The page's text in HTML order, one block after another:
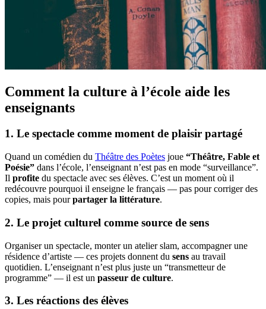
Comment la culture à l’école aide les
enseignants
1. Le spectacle comme moment de plaisir partagé
Quand un comédien du Théâtre des Poètes joue “Théâtre, Fable et
Poésie” dans l’école, l’enseignant n’est pas en mode “surveillance”.
Il profite du spectacle avec ses élèves. C’est un moment où il
redécouvre pourquoi il enseigne le français — pas pour corriger des
copies, mais pourpartager la littérature.
2. Le projet culturel comme source de sens
Organiser un spectacle, monter un atelier slam, accompagner une
résidence d’artiste — ces projets donnent du sens au travail
quotidien. L’enseignant n’est plus juste un “transmetteur de
programme” — il est un passeur de culture.
3. Les réactions des élèves